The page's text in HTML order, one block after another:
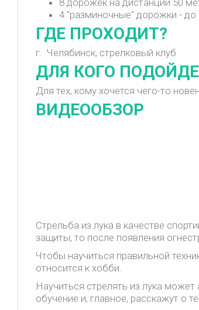
8 дорожек на дистанции 50
4 "разминочные" дорожки - до
ГДЕ ПРОХОДИТ?
г. Челябинск, стрелковый клуб
ДЛЯ КОГО
Для тех, кому хочется чего-то
ВИДЕООБЗОР
Стрельба из лука в качестве
защиты, то после появления
Чтобы научиться правильной
относится к хобби.
Научиться стрелять из лука
обучение и, главное, расскажут о